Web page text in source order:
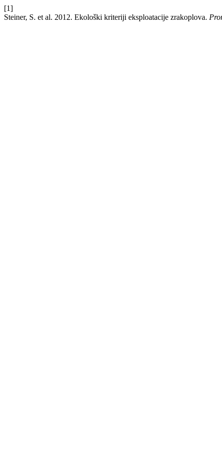
[1]
Steiner, S. et al. 2012. Ekološki kriteriji eksploatacije zrakoplova.